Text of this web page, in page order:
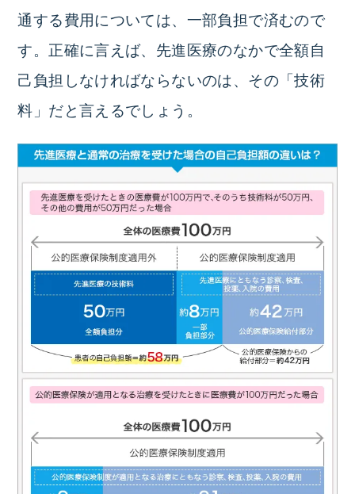
通する費用については、一部負担で済むので
す。正確に言えば、先進医療のなかで全額自
己負担しなければならないのは、その「技術
料」だと言えるでしょう。